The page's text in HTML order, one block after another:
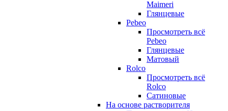
Maimeri
Глянцевые
Pebeo
Просмотреть всё
Pebeo
Глянцевые
Матовый
Rolco
Просмотреть всё
Rolco
Сатиновые
На основе растворителя